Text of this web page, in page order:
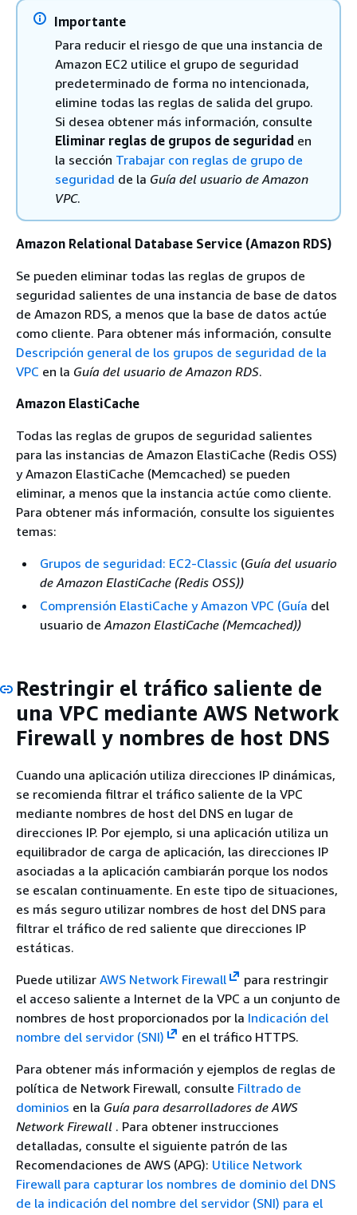
Importante
Para reducir el riesgo de que una instancia de
Amazon EC2 utilice el grupo de seguridad
predeterminado de forma no intencionada,
elimine todas las reglas de salida del grupo.
Si desea obtener más información, consulte
Eliminar reglas de grupos de seguridad en
la sección Trabajar con reglas de grupo de
seguridad de la Guía del usuario de Amazon
VPC.
Amazon Relational Database Service (Amazon RDS)
Se pueden eliminar todas las reglas de grupos de
seguridad salientes de una instancia de base de datos
de Amazon RDS, a menos que la base de datos actúe
como cliente. Para obtener más información, consulte
Descripción general de los grupos de seguridad de la
VPC en la Guía del usuario de Amazon RDS.
Amazon ElastiCache
Todas las reglas de grupos de seguridad salientes
para las instancias de Amazon ElastiCache (Redis OSS)
y Amazon ElastiCache (Memcached) se pueden
eliminar, a menos que la instancia actúe como cliente.
Para obtener más información, consulte los siguientes
temas:
Grupos de seguridad: EC2-Classic (Guía del usuario
de Amazon ElastiCache (Redis OSS))
Comprensión ElastiCache y Amazon VPC (Guía del
usuario de Amazon ElastiCache (Memcached))
Restringir el tráfico saliente de
una VPC mediante AWS Network
Firewall y nombres de host DNS
Cuando una aplicación utiliza direcciones IP dinámicas,
se recomienda filtrar el tráfico saliente de la VPC
mediante nombres de host del DNS en lugar de
direcciones IP. Por ejemplo, si una aplicación utiliza un
equilibrador de carga de aplicación, las direcciones IP
asociadas a la aplicación cambiarán porque los nodos
se escalan continuamente. En este tipo de situaciones,
es más seguro utilizar nombres de host del DNS para
filtrar el tráfico de red saliente que direcciones IP
estáticas.
Puede utilizar AWS Network Firewall
para restringir
el acceso saliente a Internet de la VPC a un conjunto de
nombres de host proporcionados por la Indicación del
nombre del servidor (SNI)
en el tráfico HTTPS.
Para obtener más información y ejemplos de reglas de
política de Network Firewall, consulte Filtrado de
dominios en la Guía para desarrolladores de AWS
Network Firewall . Para obtener instrucciones
detalladas, consulte el siguiente patrón de las
Recomendaciones de AWS (APG): Utilice Network
Firewall para capturar los nombres de dominio del DNS
de la indicación del nombre del servidor (SNI) para el